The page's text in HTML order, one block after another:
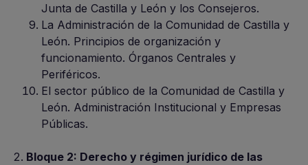
Junta de Castilla y León y los Consejeros.
La Administración de la Comunidad de Castilla y
León. Principios de organización y
funcionamiento. Órganos Centrales y
Periféricos.
El sector público de la Comunidad de Castilla y
León. Administración Institucional y Empresas
Públicas.
Bloque 2: Derecho y régimen jurídico de las